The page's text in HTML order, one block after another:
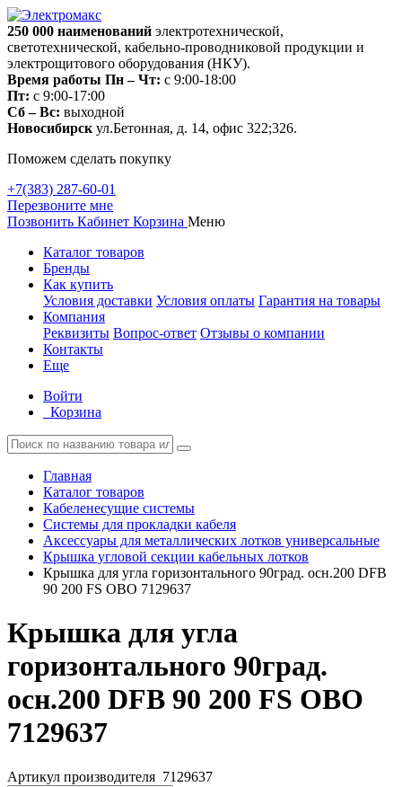
250 000 наименований электротехнической,
светотехнической, кабельно-проводниковой продукции и
электрощитового оборудования (НКУ).
Время работы Пн – Чт: с 9:00-18:00
Пт: с 9:00-17:00
Сб – Вс: выходной
Новосибирск ул.Бетонная, д. 14, офис 322;326.
Поможем сделать покупку
+7(383) 287-60-01
Перезвоните мне
Позвонить Кабинет Корзина Меню
Каталог товаров
Бренды
Как купить
Условия доставки Условия оплаты Гарантия на товары
Компания
Реквизиты Вопрос-ответ Отзывы о компании
Контакты
Еще
Войти
Корзина
Главная
Каталог товаров
Кабеленесущие системы
Системы для прокладки кабеля
Аксессуары для металлических лотков универсальные
Крышка угловой секции кабельных лотков
Крышка для угла горизонтального 90град. осн.200 DFB
90 200 FS OBO 7129637
Крышка для угла
горизонтального 90град.
осн.200 DFB 90 200 FS OBO
7129637
Артикул производителя 7129637